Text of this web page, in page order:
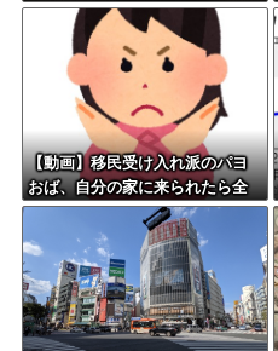
【動画】移民受け入れ派のパヨ
おば、自分の家に来られたら全
力で拒否るｗｗｗｗｗｗｗｗｗ
ｗｗｗ